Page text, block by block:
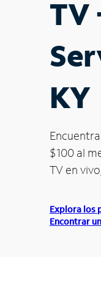
TV
KY
$100 al
TV en
Explora los
Encontrar